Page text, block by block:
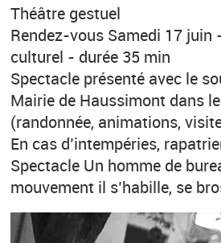
Théâtre gestuel
Rendez-vous Samedi 17
culturel - durée 35 min
Spectacle présenté avec le
Mairie de Haussimont dans
(randonnée, animations,
En cas d’intempéries,
Spectacle Un homme de
mouvement il s’habille, se